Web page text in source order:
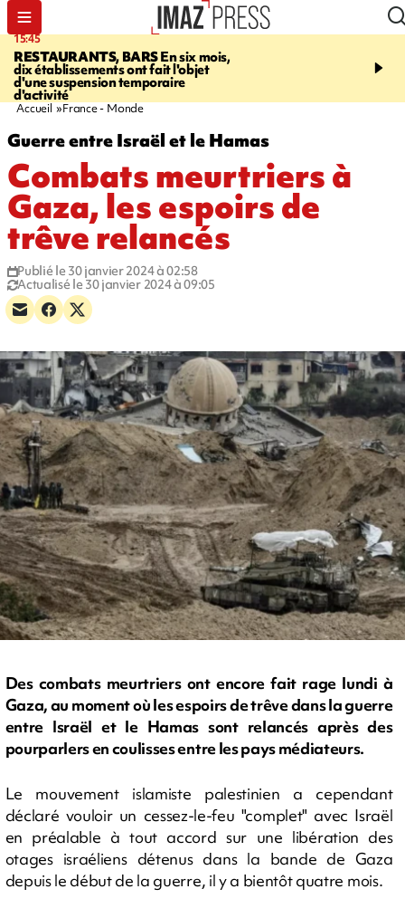
15:45
RESTAURANTS, BARSEn six mois,
dix établissements ont fait l'objet
d'une suspension temporaire
d'activité
17:17
Angeles, un homme vit
Accueil France - Monde
Guerre entre Israël et le Hamas
Combats meurtriers à
Gaza, les espoirs de
trêve relancés
Publié le 30 janvier 2024 à 02:58
Actualisé le 30 janvier 2024 à 09:05
Des combats meurtriers ont encore fait rage lundi à
Gaza, au moment où les espoirs de trêve dans la guerre
entre Israël et le Hamas sont relancés après des
pourparlers en coulisses entre les pays médiateurs.
Le mouvement islamiste palestinien a cependant
déclaré vouloir un cessez-le-feu "complet" avec Israël
en préalable à tout accord sur une libération des
otages israéliens détenus dans la bande de Gaza
depuis le début de la guerre, il y a bientôt quatre mois.